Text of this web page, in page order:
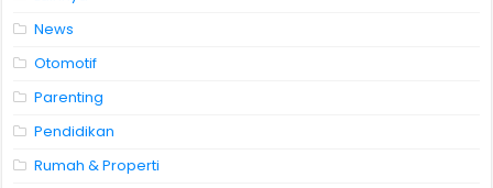
News
Otomotif
Parenting
Pendidikan
Rumah & Properti